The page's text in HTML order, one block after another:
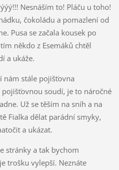
Nesnáším to! Pláču u toho!
čokoládu a pomazlení od
Pusa se začala kousek po
někdo z Esemáků chtěl
a ukáže.
nám stále pojišťovna
soudí, je to náročné
Už se těším na sníh a na
Fialka dělat parádní smyky,
a ukázat.
stránky a tak bychom
trošku vylepší. Neznáte